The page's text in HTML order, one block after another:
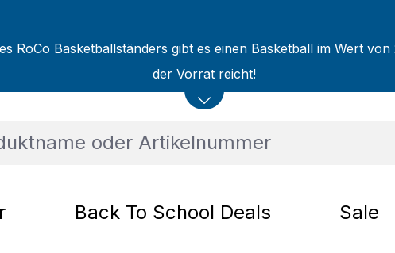
RoCo Basketballständers gibt es einen Basketball im Wert
der Vorrat reicht!
Back To School Deals Sale